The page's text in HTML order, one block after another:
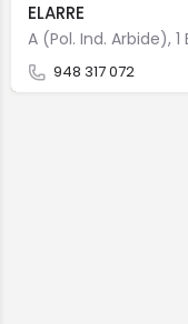
ELARRE
A (Pol. Ind. Arbide), 1
948 317 072